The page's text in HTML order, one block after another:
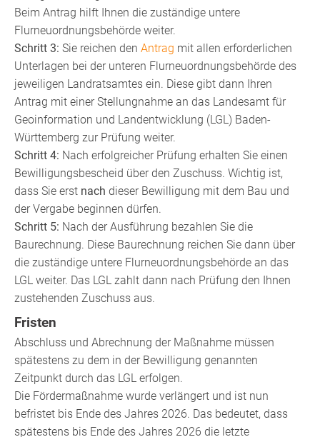
Beim Antrag hilft Ihnen die zuständige untere
Flurneuordnungsbehörde weiter.
Schritt 3: Sie reichen den Antrag mit allen erforderlichen
Unterlagen bei der unteren Flurneuordnungsbehörde des
jeweiligen Landratsamtes ein. Diese gibt dann Ihren
Antrag mit einer Stellungnahme an das Landesamt für
Geoinformation und Landentwicklung (LGL) Baden-
Württemberg zur Prüfung weiter.
Schritt 4: Nach erfolgreicher Prüfung erhalten Sie einen
Bewilligungsbescheid über den Zuschuss. Wichtig ist,
dass Sie erst nach dieser Bewilligung mit dem Bau und
der Vergabe beginnen dürfen.
Schritt 5: Nach der Ausführung bezahlen Sie die
Baurechnung. Diese Baurechnung reichen Sie dann über
die zuständige untere Flurneuordnungsbehörde an das
LGL weiter. Das LGL zahlt dann nach Prüfung den Ihnen
zustehenden Zuschuss aus.
Fristen
Abschluss und Abrechnung der Maßnahme müssen
spätestens zu dem in der Bewilligung genannten
Zeitpunkt durch das LGL erfolgen.
Die Fördermaßnahme wurde verlängert und ist nun
befristet bis Ende des Jahres 2026. Das bedeutet, dass
spätestens bis Ende des Jahres 2026 die letzte